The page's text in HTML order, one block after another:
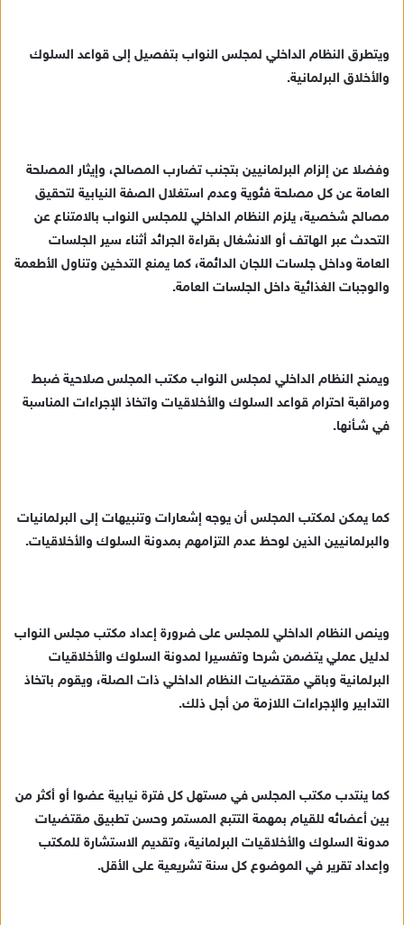
ويتطرق النظام الداخلي لمجلس النواب بتفصيل إلى قواعد السلوك
والأخلاق البرلمانية.
وفضلا عن إلزام البرلمانيين بتجنب تضارب المصالح، وإيثار المصلحة
العامة عن كل مصلحة فئوية وعدم استغلال الصفة النيابية لتحقيق
مصالح شخصية، يلزم النظام الداخلي للمجلس النواب بالامتناع عن
التحدث عبر الهاتف أو الانشغال بقراءة الجرائد أثناء سير الجلسات
العامة وداخل جلسات اللجان الدائمة، كما يمنع التدخين وتناول الأطعمة
والوجبات الغذائية داخل الجلسات العامة.
ويمنح النظام الداخلي لمجلس النواب مكتب المجلس صلاحية ضبط
ومراقبة احترام قواعد السلوك والأخلاقيات واتخاذ الإجراءات المناسبة
في شـأنها.
كما يمكن لمكتب المجلس أن يوجه إشعارات وتنبيهات إلى البرلمانيات
والبرلمانيين الذين لوحظ عدم التزامهم بمدونة السلوك والأخلاقيات.
وينص النظام الداخلي للمجلس على ضرورة إعداد مكتب مجلس النواب
لدليل عملي يتضمن شرحا وتفسيرا لمدونة السلوك والأخلاقيات
البرلمانية وباقي مقتضيات النظام الداخلي ذات الصلة، ويقوم باتخاذ
التدابير والإجراءات اللازمة من أجل ذلك.
كما ينتدب مكتب المجلس في مستهل كل فترة نيابية عضوا أو أكثر من
بين أعضائه للقيام بمهمة التتبع المستمر وحسن تطبيق مقتضيات
مدونة السلوك والأخلاقيات البرلمانية، وتقديم الاستشارة للمكتب
وإعداد تقرير في الموضوع كل سنة تشريعية على الأقل.